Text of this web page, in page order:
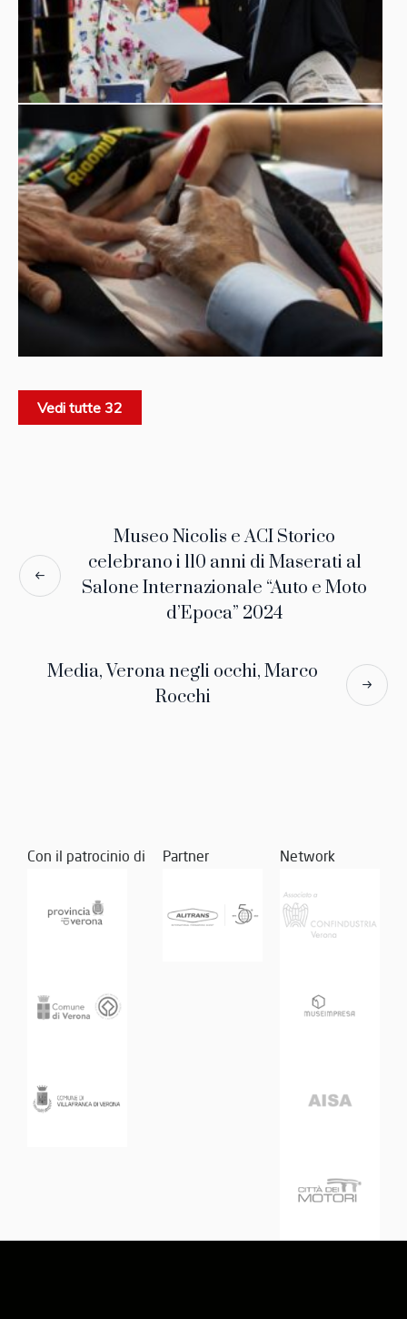
Vedi tutte 32
Museo Nicolis e ACI Storico
celebrano i 110 anni di Maserati al
Salone Internazionale “Auto e Moto
d’Epoca” 2024
Media, Verona negli occhi, Marco
Rocchi
Con il patrocinio di Partner Network